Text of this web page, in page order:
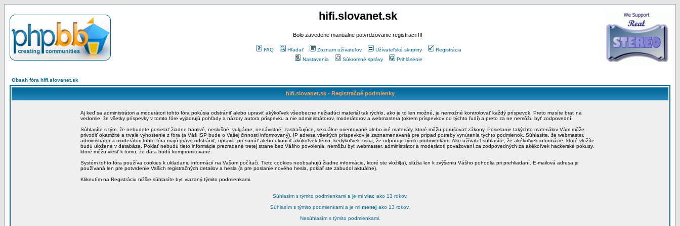
hifi.slovanet.sk
Bolo zavedene manualne potvrdzovanie registracii !!!
FAQ Hľadať Zoznam užívateľov Užívateľské skupiny
Registrácia
Nastavenia
Súkromné správy Prihlásenie
Obsah fóra hifi.slovanet.sk
hifi.slovanet.sk - Registračné podmienky
Aj keď sa administrátori a moderátori tohto fóra pokúsia odstrániť alebo upraviť akýkoľvek všeobecne nežiadúci materiál tak rýchlo, ako je to len možné, je nemožné kontrolovať každý príspevok. Preto musíte brať na
vedomie, že všetky príspevky v tomto fóre vyjadrujú pohľady a názory autora príspevku a nie administrátorov, moderátorov a webmastera (okrem príspevkov od týchto ľudí) a preto za ne nemôžu byť zodpovední.
Súhlasíte s tým, že nebudete posielať žiadne hanlivé, neslušné, vulgárne, nenávistné, zastrašujúce, sexuálne orientované alebo iné materiály, ktoré môžu porušovať zákony. Posielanie takýchto materiálov Vám môže
privodiť okamžité a trvalé vyhostenie z fóra (a Váš ISP bude o Vašej činnosti informovaný). IP adresa všetkých príspevkov je zaznamenávaná pre prípad potreby vynútenia týchto podmienok. Súhlasíte, že webmaster,
administrátor a moderátori tohto fóra majú právo odstrániť, upraviť, presunúť alebo ukončiť akúkoľvek tému, kedykoľvek zistia, že odporuje týmto podmienkam. Ako užívateľ súhlasíte, že akékoľvek informácie, ktoré vložíte
budú uložené v databáze. Pokiať nebudú tieto informácie prezradené tretej strane bez Vášho povolenia, nemôžu byť webmaster, administrátor a moderátori považovaní za zodpovedných za akékoľvek hackerské pokusy,
ktoré môžu viesť k tomu, že dáta budú kompromitované.
Systém tohto fóra používa cookies k ukladaniu informácií na Vašom počítači. Tieto cookies neobsahujú žiadne informácie, ktoré ste vložil(a), slúžia len k zvýšeniu Vášho pohodlia pri prehliadaní. E-mailová adresa je
používaná len pre potvrdenie Vašich registračných detailov a hesla (a pre poslanie nového hesla, pokiaľ ste zabudol aktuálne).
Kliknutím na Registráciu nižšie súhlasíte byť viazaný týmito podmienkami.
Súhlasím s týmito podmienkami a je mi viac ako 13 rokov.
Súhlasím s týmito podmienkami a je mi menej ako 13 rokov.
Nesúhlasím s týmito podmienkami.